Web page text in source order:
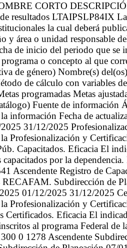
CORTO
resultados LTAIPSLP84IX
la cual deberá
y área o unidad responsable
de inicio del periodo que se
o concepto al que
de género) Nombre(s)
de cálculo con variables
programadas Metas
Fuente de información
información Fecha de
31/12/2025
Profesionalización y
Capacitados. Eficacia El
por la
Ascendente Registro de
Subdirección de
01/12/2025 31/12/2025
Profesionalización y
Certificados. Eficacia El
al programa Federal
0 1278 Ascendente